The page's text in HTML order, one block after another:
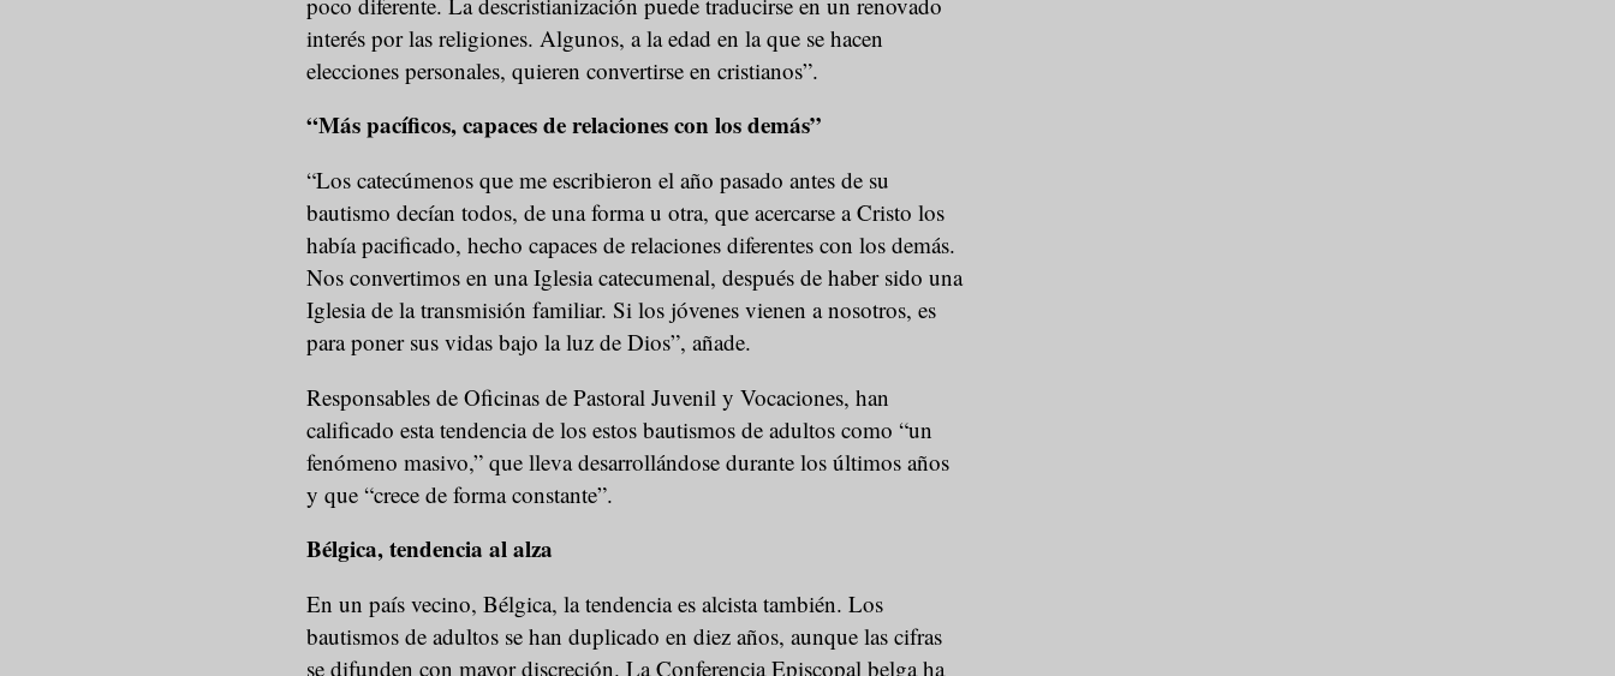
interés por las religiones. Algunos, a la edad en la que se hacen
elecciones personales, quieren convertirse en cristianos”.
“Más pacíficos, capaces de relaciones con los demás”
“Los catecúmenos que me escribieron el año pasado antes de su
bautismo decían todos, de una forma u otra, que acercarse a Cristo los
había pacificado, hecho capaces de relaciones diferentes con los demás.
Nos convertimos en una Iglesia catecumenal, después de haber sido una
Iglesia de la transmisión familiar. Si los jóvenes vienen a nosotros, es
para poner sus vidas bajo la luz de Dios”, añade.
Responsables de Oficinas de Pastoral Juvenil y Vocaciones, han
calificado esta tendencia de los estos bautismos de adultos como “un
fenómeno masivo,” que lleva desarrollándose durante los últimos años
y que “crece de forma constante”.
Bélgica, tendencia al alza
En un país vecino, Bélgica, la tendencia es alcista también. Los
bautismos de adultos se han duplicado en diez años, aunque las cifras
se difunden con mayor discreción. La Conferencia Episcopal belga ha